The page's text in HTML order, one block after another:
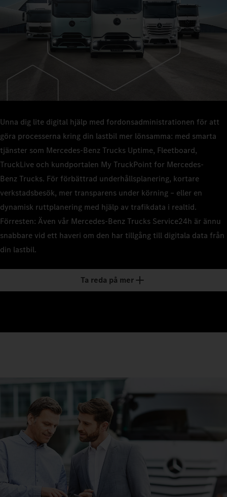
Unna dig lite digital hjälp med fordonsadministrationen för att
göra processerna kring din lastbil mer lönsamma: med smarta
tjänster som Mercedes-Benz Trucks Uptime, Fleetboard,
TruckLive och kundportalen My TruckPoint for Mercedes-
Benz Trucks. För förbättrad underhållsplanering, kortare
verkstadsbesök, mer transparens under körning – eller en
dynamisk ruttplanering med hjälp av trafikdata i realtid.
Förresten: Även vår Mercedes-Benz Trucks Service24h är ännu
snabbare vid ett haveri om den har tillgång till digitala data från
din lastbil.
Ta reda på mer